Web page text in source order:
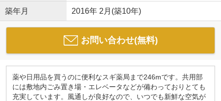
築年月 2016年 2月(築10年)
お問い合わせ(無料)
薬や日用品を買うのに便利なスギ薬局まで246mです。共用部
には敷地内ごみ置き場・エレベータなどが備わっておりとても
充実しています。風通しが良好なので、いつでも新鮮な空気が